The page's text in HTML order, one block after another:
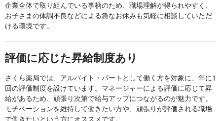
企業全体で取り組んでいる事柄のため、職場理解が得られやすく、
お子さまの体調不良などによる急なお休みも気軽に相談していただ
ける環境です。
評価に応じた昇給制度あり
さくら薬局では、アルバイト・パートとして働く方を対象に、年に1
回の評価制度を設けています。マネージャーによる評価に応じて昇
給があるため、頑張り次第で給与アップにつながるのが魅力です。
モチベーションを維持して働きたい方や、頑張りが評価される職場
で働きたいという方にオススメです。